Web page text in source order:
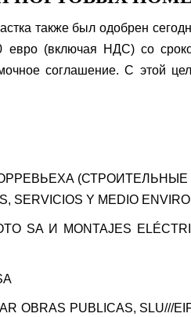
также был одобрен
евро (включая НДС) со
соглашение. С этой
Y MEDIO
И MONTAJES
OBRAS PUBLICAS, SLU///